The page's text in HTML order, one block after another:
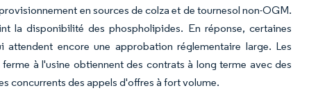
en sources de colza et de tournesol non-OGM.
la disponibilité des phospholipides. En réponse, certaines
encore une approbation réglementaire large. Les
à l'usine obtiennent des contrats à long terme avec des
concurrents des appels d'offres à fort volume.